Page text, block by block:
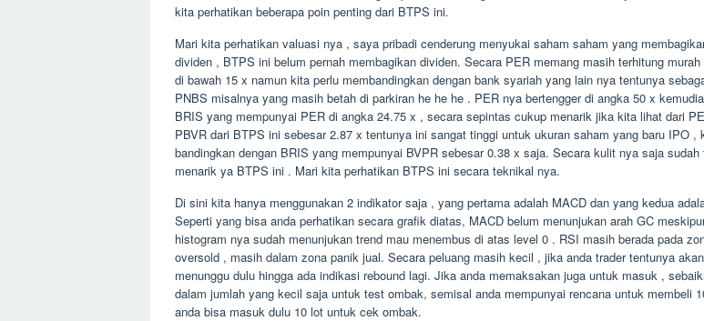
kita perhatikan beberapa poin penting dari BTPS ini.
Mari kita perhatikan valuasi nya , saya pribadi cenderung menyukai saham saham yang
dividen , BTPS ini belum pernah membagikan dividen. Secara PER memang masih terhitung murah
di bawah 15 x namun kita perlu membandingkan dengan bank syariah yang lain nya tentunya
PNBS misalnya yang masih betah di parkiran he he he . PER nya bertengger di angka 50 x
BRIS yang mempunyai PER di angka 24.75 x , secara sepintas cukup menarik jika kita lihat dari
PBVR dari BTPS ini sebesar 2.87 x tentunya ini sangat tinggi untuk ukuran saham yang baru IPO ,
bandingkan dengan BRIS yang mempunyai BVPR sebesar 0.38 x saja. Secara kulit nya saja sudah
menarik ya BTPS ini . Mari kita perhatikan BTPS ini secara teknikal nya.
Di sini kita hanya menggunakan 2 indikator saja , yang pertama adalah MACD dan yang kedua
Seperti yang bisa anda perhatikan secara grafik diatas, MACD belum menunjukan arah GC
histogram nya sudah menunjukan trend mau menembus di atas level 0 . RSI masih berada pada
oversold , masih dalam zona panik jual. Secara peluang masih kecil , jika anda trader tentunya akan
menunggu dulu hingga ada indikasi rebound lagi. Jika anda memaksakan juga untuk masuk ,
dalam jumlah yang kecil saja untuk test ombak, semisal anda mempunyai rencana untuk membeli
anda bisa masuk dulu 10 lot untuk cek ombak.